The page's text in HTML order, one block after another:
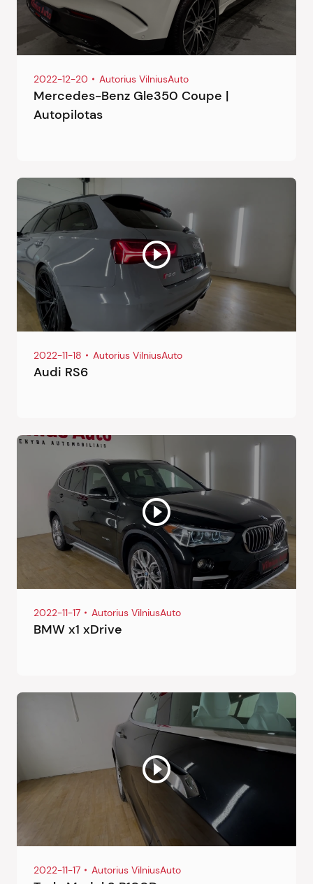
2022-12-20 Autorius VilniusAuto
Mercedes-Benz Gle350 Coupe |
Autopilotas
2022-11-18 Autorius VilniusAuto
Audi RS6
2022-11-17 Autorius VilniusAuto
BMW x1 xDrive
2022-11-17 Autorius VilniusAuto